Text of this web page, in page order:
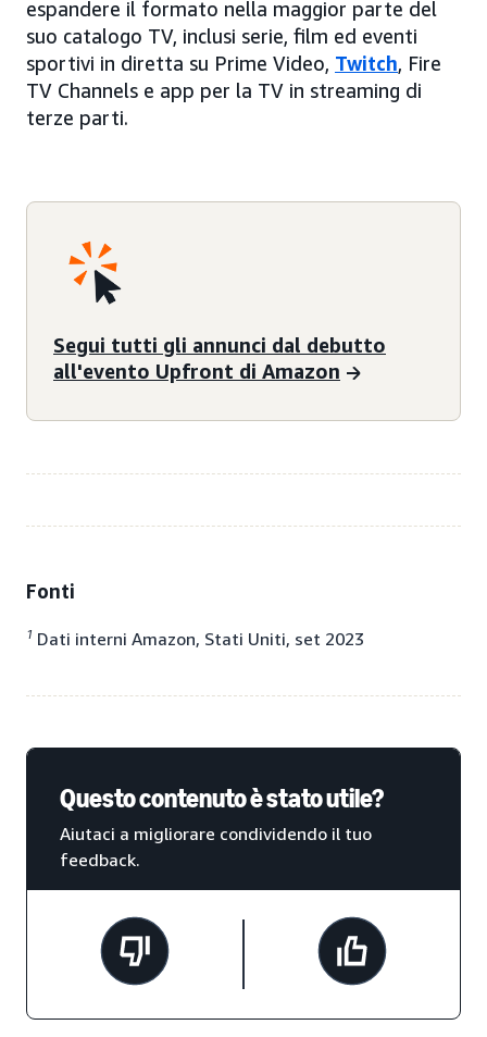
espandere il formato nella maggior parte del
suo catalogo TV, inclusi serie, film ed eventi
sportivi in diretta su Prime Video, Twitch, Fire
TV Channels e app per la TV in streaming di
terze parti.
Segui tutti gli annunci dal debutto
all'evento Upfront di Amazon
Fonti
1 Dati interni Amazon, Stati Uniti, set 2023
Questo contenuto è stato utile?
Aiutaci a migliorare condividendo il tuo
feedback.